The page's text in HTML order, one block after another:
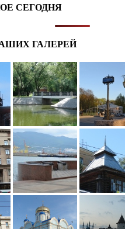
СЕГОДНЯ
ГАЛЕРЕЙ